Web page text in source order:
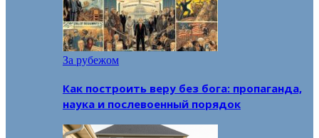
За рубежом
Как построить веру без бога: пропаганда,
наука и послевоенный порядок